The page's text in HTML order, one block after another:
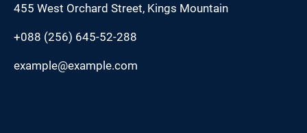
455 West Orchard Street, Kings Mountain
+088 (256) 645-52-288
example@example.com